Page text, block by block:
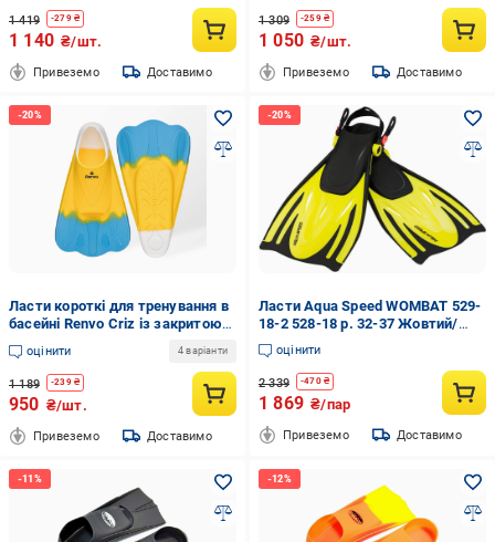
1 419 -279₴
1 140 ₴/шт.
Привеземо Доставимо
1 309 -259₴
1 050 ₴/шт.
Привеземо Доставимо
Ласти короткі для тренування в
басейні Renvo Criz із закритою
п'ятою р. 27-29 Жовтий/
Блакитний (SF120-84 27-29)
оцінити 4 варіанти
1 189 -239₴
950 ₴/шт.
Привеземо Доставимо
Ласти Aqua Speed WOMBAT 529-
18-2 528-18 р. 32-37 Жовтий/
Чорний (5908217630353)
оцінити
2 339 -470₴
1 869 ₴/пар
Привеземо Доставимо